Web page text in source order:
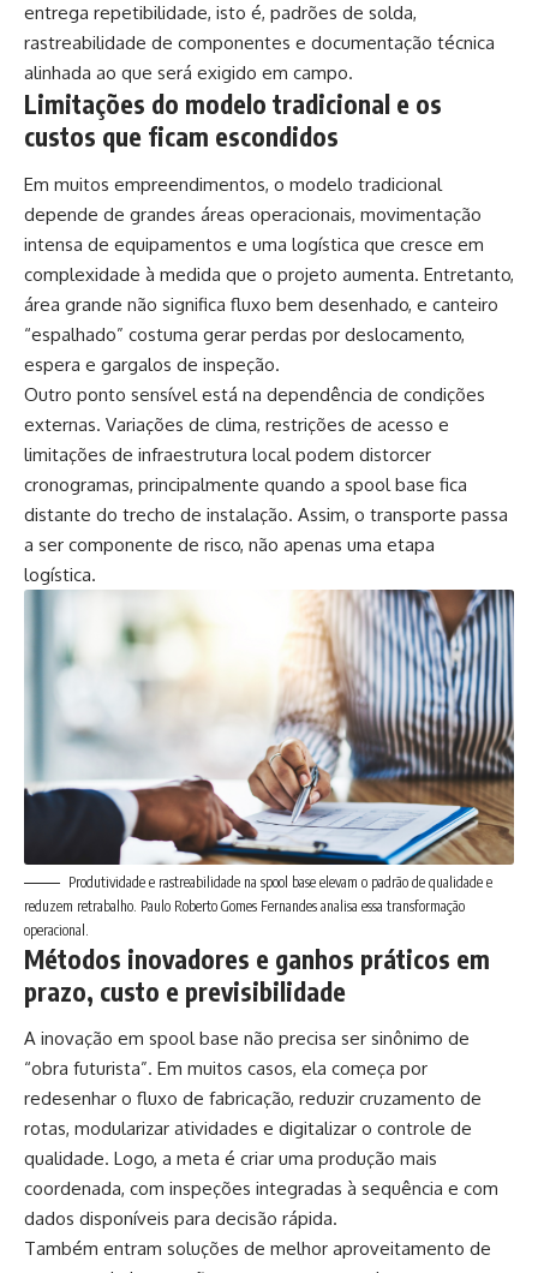
entrega repetibilidade, isto é, padrões de solda,
rastreabilidade de componentes e documentação técnica
alinhada ao que será exigido em campo.
Limitações do modelo tradicional e os
custos que ficam escondidos
Em muitos empreendimentos, o modelo tradicional
depende de grandes áreas operacionais, movimentação
intensa de equipamentos e uma logística que cresce em
complexidade à medida que o projeto aumenta. Entretanto,
área grande não significa fluxo bem desenhado, e canteiro
“espalhado” costuma gerar perdas por deslocamento,
espera e gargalos de inspeção.
Outro ponto sensível está na dependência de condições
externas. Variações de clima, restrições de acesso e
limitações de infraestrutura local podem distorcer
cronogramas, principalmente quando a spool base fica
distante do trecho de instalação. Assim, o transporte passa
a ser componente de risco, não apenas uma etapa
logística.
Produtividade e rastreabilidade na spool base elevam o padrão de qualidade e
reduzem retrabalho. Paulo Roberto Gomes Fernandes analisa essa transformação
operacional.
Métodos inovadores e ganhos práticos em
prazo, custo e previsibilidade
A inovação em spool base não precisa ser sinônimo de
“obra futurista”. Em muitos casos, ela começa por
redesenhar o fluxo de fabricação, reduzir cruzamento de
rotas, modularizar atividades e digitalizar o controle de
qualidade. Logo, a meta é criar uma produção mais
coordenada, com inspeções integradas à sequência e com
dados disponíveis para decisão rápida.
Também entram soluções de melhor aproveitamento de